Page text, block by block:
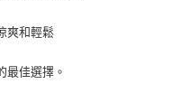
爽和輕鬆
最佳選擇。